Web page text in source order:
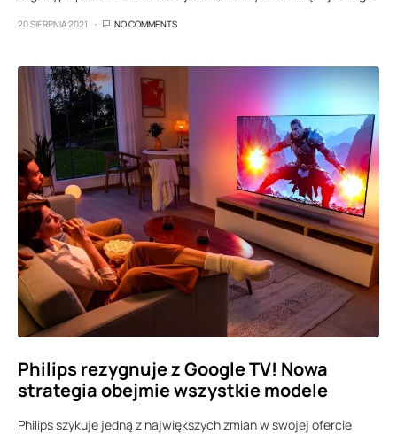
20 SIERPNIA 2021 NO COMMENTS
Philips rezygnuje z Google TV! Nowa
strategia obejmie wszystkie modele
Philips szykuje jedną z największych zmian w swojej ofercie